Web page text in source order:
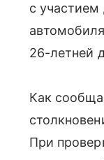
с
26-летней
Как
При